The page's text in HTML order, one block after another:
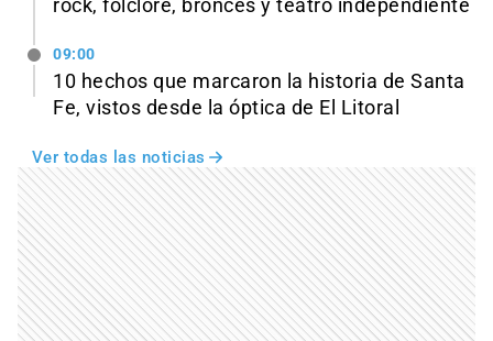
rock, folclore, bronces y teatro independiente
09:00
10 hechos que marcaron la historia de Santa
Fe, vistos desde la óptica de El Litoral
Ver todas las noticias